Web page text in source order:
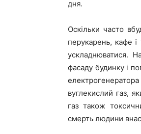
дня.
Оскільки часто
перукарень, кафе і
ускладнюватися.
фасаду будинку і
вуглекислий газ,
газ також
смерть людини